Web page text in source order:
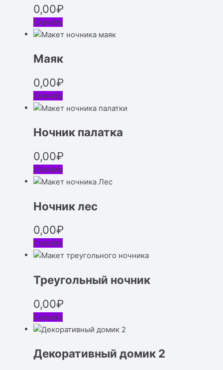
0,00₽
Скачать
Маяк
0,00₽
Скачать
Ночник палатка
0,00₽
Скачать
Ночник лес
0,00₽
Скачать
Треугольный ночник
0,00₽
Скачать
Декоративный домик 2